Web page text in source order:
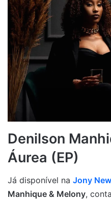
Denilson
Áurea (EP)
Já disponível na Jony
Manhique & Melony,